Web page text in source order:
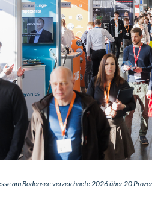
am Bodensee verzeichnete 2026 über 20